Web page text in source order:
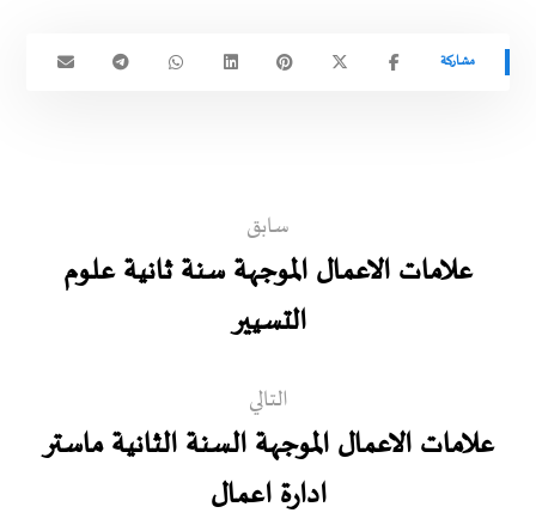
سابق
علامات الاعمال الموجهة سنة ثانية علوم
التسيير
التالي
علامات الاعمال الموجهة السنة الثانية ماستر
ادارة اعمال